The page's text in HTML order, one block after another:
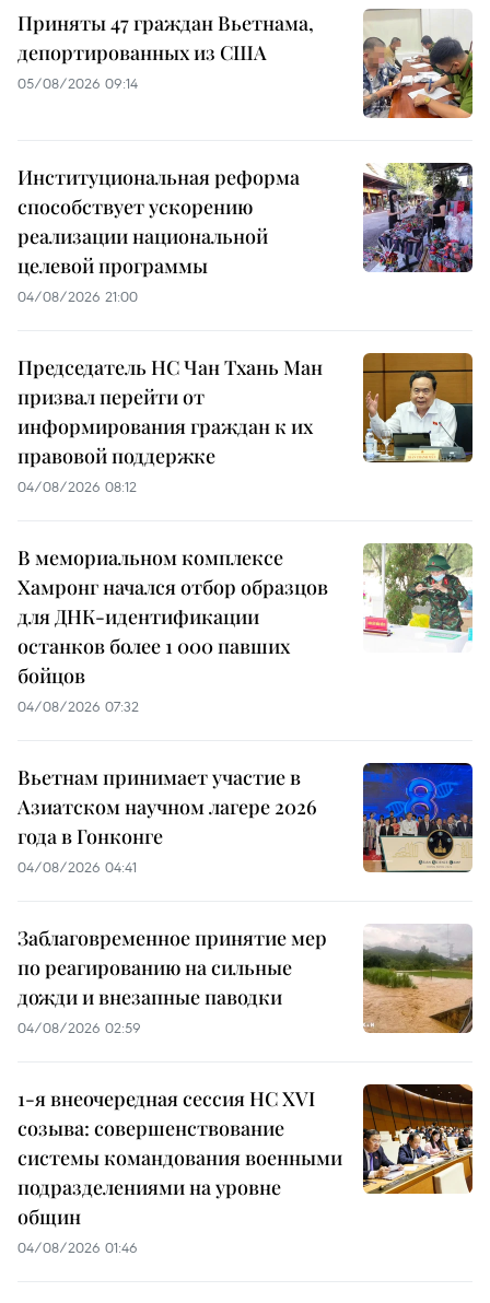
Приняты 47 граждан Вьетнама,
депортированных из США
05/08/2026 09:14
Институциональная реформа
способствует ускорению
реализации национальной
целевой программы
04/08/2026 21:00
Председатель НС Чан Тхань Ман
призвал перейти от
информирования граждан к их
правовой поддержке
04/08/2026 08:12
В мемориальном комплексе
Хамронг начался отбор образцов
для ДНК-идентификации
останков более 1 000 павших
бойцов
04/08/2026 07:32
Вьетнам принимает участие в
Азиатском научном лагере 2026
года в Гонконге
04/08/2026 04:41
Заблаговременное принятие мер
по реагированию на сильные
дожди и внезапные паводки
04/08/2026 02:59
1-я внеочередная сессия НС XVI
созыва: совершенствование
системы командования военными
подразделениями на уровне
общин
04/08/2026 01:46